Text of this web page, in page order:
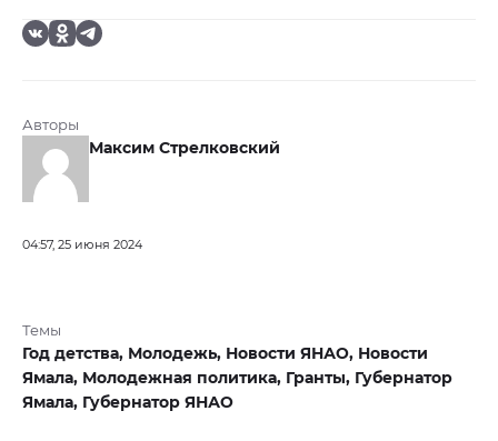
Авторы
Максим Стрелковский
04:57, 25 июня 2024
Темы
Год детства, Молодежь, Новости ЯНАО, Новости
Ямала, Молодежная политика, Гранты, Губернатор
Ямала, Губернатор ЯНАО